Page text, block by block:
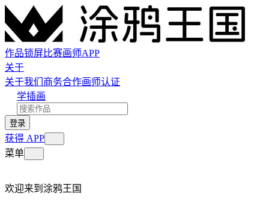
作品锁屏比赛画师APP
关于
关于我们 商务合作画师认证
学插画
登录
获得 APP
菜单
欢迎来到涂鸦王国